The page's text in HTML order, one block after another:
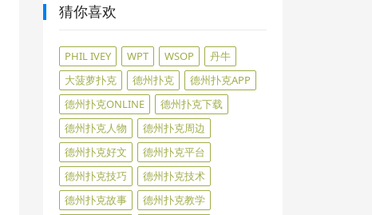
猜你喜欢
PHIL IVEY WPT WSOP
丹牛
大菠萝扑克
德州扑克
德州扑克APP
德州扑克ONLINE
德州扑克下载
德州扑克人物
德州扑克周边
德州扑克好文
德州扑克平台
德州扑克技巧
德州扑克技术
德州扑克故事
德州扑克教学